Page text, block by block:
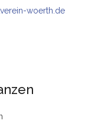
woerth.de